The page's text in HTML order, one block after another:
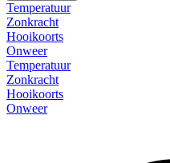
Temperatuur
Zonkracht
Hooikoorts
Onweer
Temperatuur
Zonkracht
Hooikoorts
Onweer